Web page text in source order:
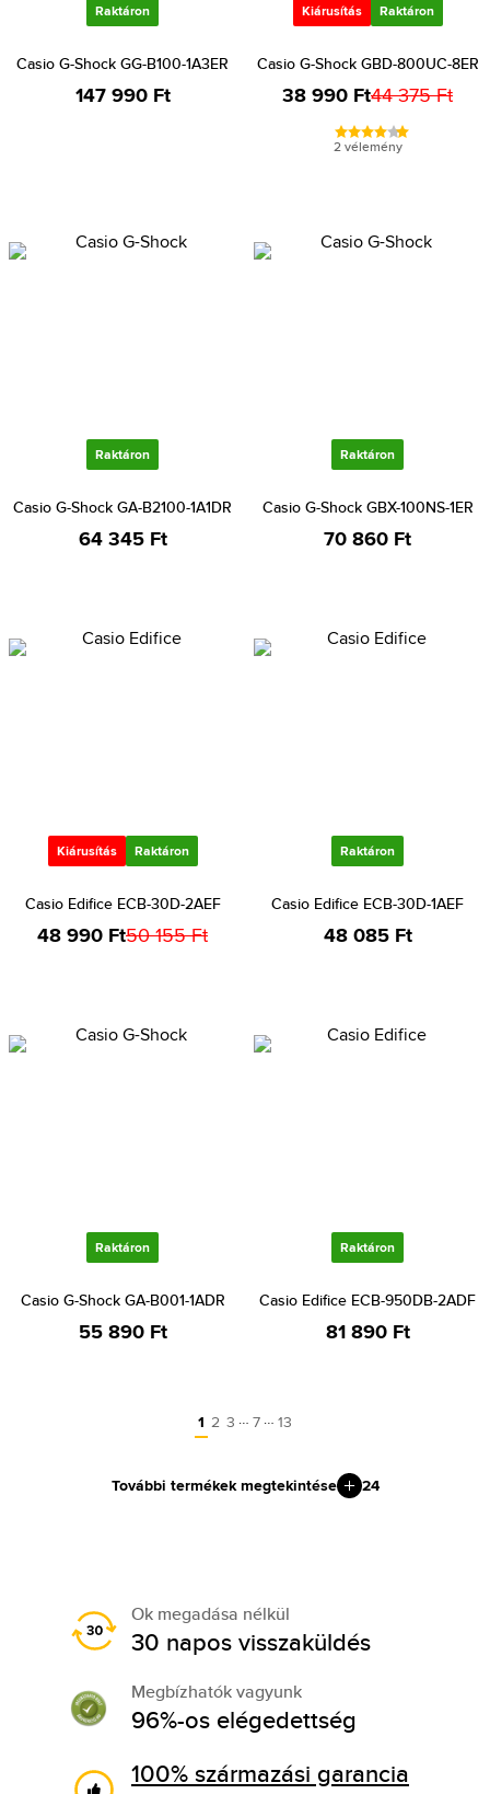
Raktáron
Casio G-Shock GG-B100-1A3ER
147 990 Ft
Kiárusítás Raktáron
Casio G-Shock GBD-800UC-8ER
38 990 Ft44 375 Ft
2 vélemény
Raktáron
Casio G-Shock GA-B2100-1A1DR
64 345 Ft
Raktáron
Casio G-Shock GBX-100NS-1ER
70 860 Ft
Kiárusítás Raktáron
Casio Edifice ECB-30D-2AEF
48 990 Ft50 155 Ft
Raktáron
Casio Edifice ECB-30D-1AEF
48 085 Ft
Raktáron
Casio G-Shock GA-B001-1ADR
55 890 Ft
Raktáron
Casio Edifice ECB-950DB-2ADF
81 890 Ft
1 2 3 … 7 … 13
További termékek megtekintése 24
Ok megadása nélkül
30 napos visszaküldés
Megbízhatók vagyunk
96%-os elégedettség
100% származási garancia